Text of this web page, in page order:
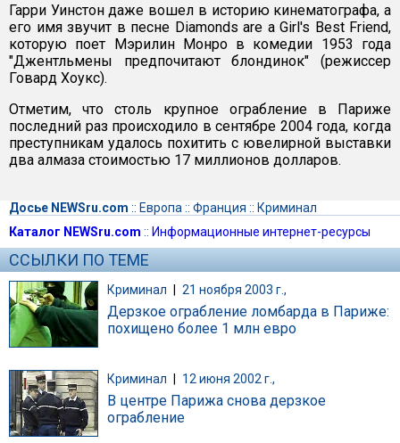
Гарри Уинстон даже вошел в историю кинематографа, а
его имя звучит в песне Diamonds are a Girl's Best Friend,
которую поет Мэрилин Монро в комедии 1953 года
"Джентльмены предпочитают блондинок" (режиссер
Говард Хоукс).
Отметим, что столь крупное ограбление в Париже
последний раз происходило в сентябре 2004 года, когда
преступникам удалось похитить с ювелирной выставки
два алмаза стоимостью 17 миллионов долларов.
Досье NEWSru.com :: Европа :: Франция :: Криминал
Каталог NEWSru.com :: Информационные интернет-ресурсы
ССЫЛКИ ПО ТЕМЕ
Криминал | 21 ноября 2003 г.,
Дерзкое ограбление ломбарда в Париже:
похищено более 1 млн евро
Криминал 12 июня 2002 г.,
В центре Парижа снова дерзкое
ограбление